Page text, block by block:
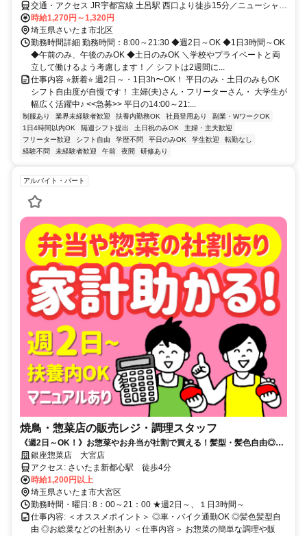
交通・アクセス JR宇都宮線 土呂駅 西口より徒歩15分／ニューシャト
ル加茂宮駅 東口より徒歩10分 ※徒歩、自転車、交通機関で通える方
となります。
時給1,270円～1,320円
埼玉県さいたま市北区
勤務時間詳細 勤務時間：8:00～21:30 ◆週2日～OK ◆1日3時間～OK
◆午前のみ、午後のみOK ◆土日のみOK ＼学校やプライベートと両
立して働けるよう考慮します！／ シフトは2週間に...
仕事内容 ⭐新着⭐ 週2日～・1日3h〜OK！ 平日のみ・土日のみもOK
シフト自由度が自慢です！ 主婦(夫)さん・フリーターさん・ 大学生が
幅広く活躍中♪ <<急募>> 平日の14:00～21:...
制服あり 業界未経験者歓迎 扶養内勤務OK 社員登用あり
副業・WワークOK
1日4時間以内OK
隔週シフト提出 土日祝のみOK
主婦・主夫歓迎
フリーター歓迎
シフト自由 学歴不問 平日のみOK 学生歓迎
転勤なし
経験不問
未経験者歓迎 午前 夜間 研修あり
アルバイト・パート
焼鳥・惣菜店の販売レジ・調理スタッフ
《週2日～OK！》お惣菜やお弁当が社割で買える！髪型・髪色自由◎
車・バイク通勤OK！
銀座惣菜店 大宮店
アクセス: さいたま新都心駅 徒歩4分
時給1,200円以上
埼玉県さいたま市大宮区
勤務時間・曜日: 8：00～21：00 ★週2日～、１日3時間～
仕事内容: ＜オススメポイント＞ ◎車・バイク通勤OK ◎髪色髪型自
由 ◎お総菜などの社割あり ＜仕事内容＞ お惣菜の簡単な調理や販